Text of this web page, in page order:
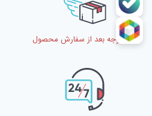
واریز وجه بعد از سفارش محصول